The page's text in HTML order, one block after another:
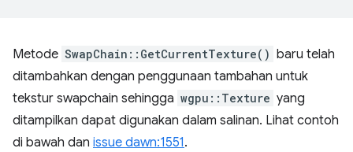
Metode SwapChain::GetCurrentTexture() baru telah
ditambahkan dengan penggunaan tambahan untuk
tekstur swapchain sehingga wgpu::Texture yang
ditampilkan dapat digunakan dalam salinan. Lihat contoh
di bawah dan issue dawn:1551.